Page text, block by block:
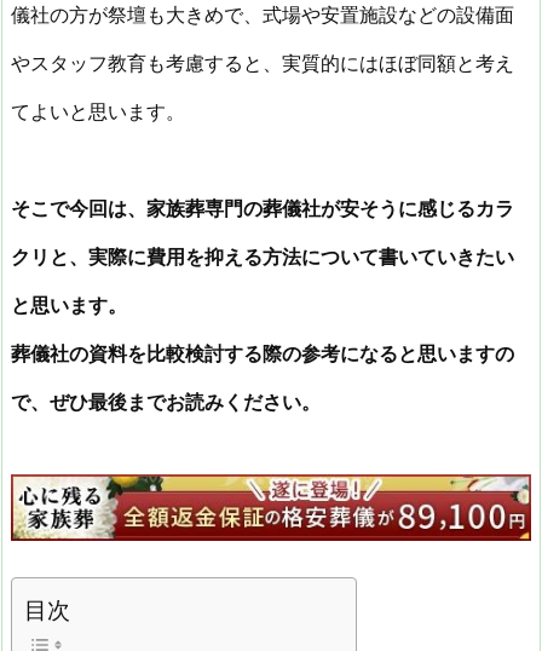
儀社の方が祭壇も大きめで、式場や安置施設などの設備面
やスタッフ教育も考慮すると、実質的にはほぼ同額と考え
てよいと思います。
そこで今回は、家族葬専門の葬儀社が安そうに感じるカラ
クリと、実際に費用を抑える方法について書いていきたい
と思います。
葬儀社の資料を比較検討する際の参考になると思いますの
で、ぜひ最後までお読みください。
目次